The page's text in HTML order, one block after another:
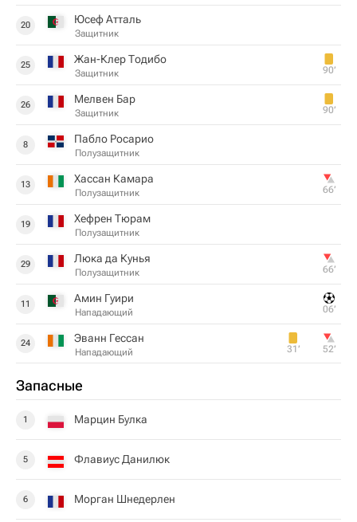
20 Юсеф Атталь
Защитник
25 Жан-Клер Тодибо
Защитник 90‎’‎
26 Мелвен Бар
Защитник 90‎’‎
8 Пабло Росарио
Полузащитник
13 Хассан Камара
Полузащитник 66‎’‎
19 Хефрен Тюрам
Полузащитник
29 Люка да Кунья
Полузащитник 66‎’‎
11 Амин Гуири
Нападающий 06‎’‎
24 Эванн Гессан
Нападающий 31‎’‎ 52‎’‎
Запасные
1 Марцин Булка
5 Флавиус Данилюк
6 Морган Шнедерлен